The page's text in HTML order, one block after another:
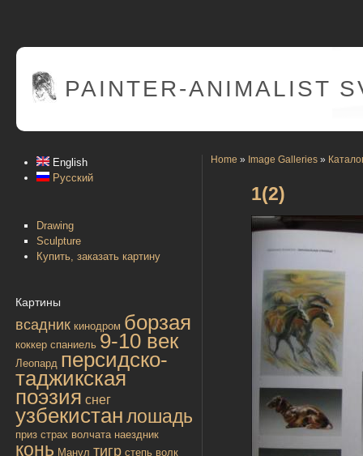
PAINTER-ANIMALIST
English
Русский
Drawing
Sculpture
Купить, заказать картину
Картины
всадник кинодром борзая
коккер спаниель 9-10 век
Леопард персидско-
таджикская
поэзия снег
узбекистанлошадь
приз страх волчата наездник
конь Манул тигр степь волк
Home » Image Galleries »
1(2)